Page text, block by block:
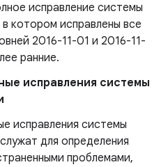
исправление системы
котором исправлены все
2016-11-01 и 2016-11-
ранние.
исправления системы
исправления системы
для определения
проблемами,